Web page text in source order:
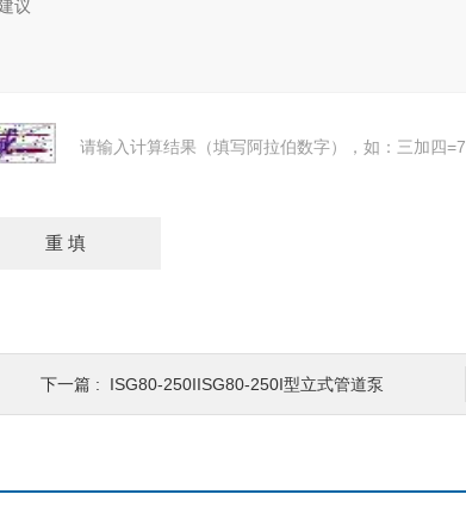
请输入计算结果（填写阿拉伯数字），如：三加四=7
下一篇 : ISG80-250IISG80-250I型立式管道泵